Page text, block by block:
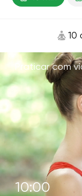
10
Praticar com
10:00